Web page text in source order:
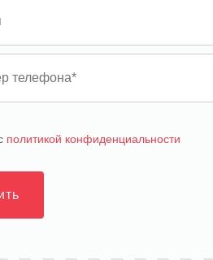
политикой конфиденциальности